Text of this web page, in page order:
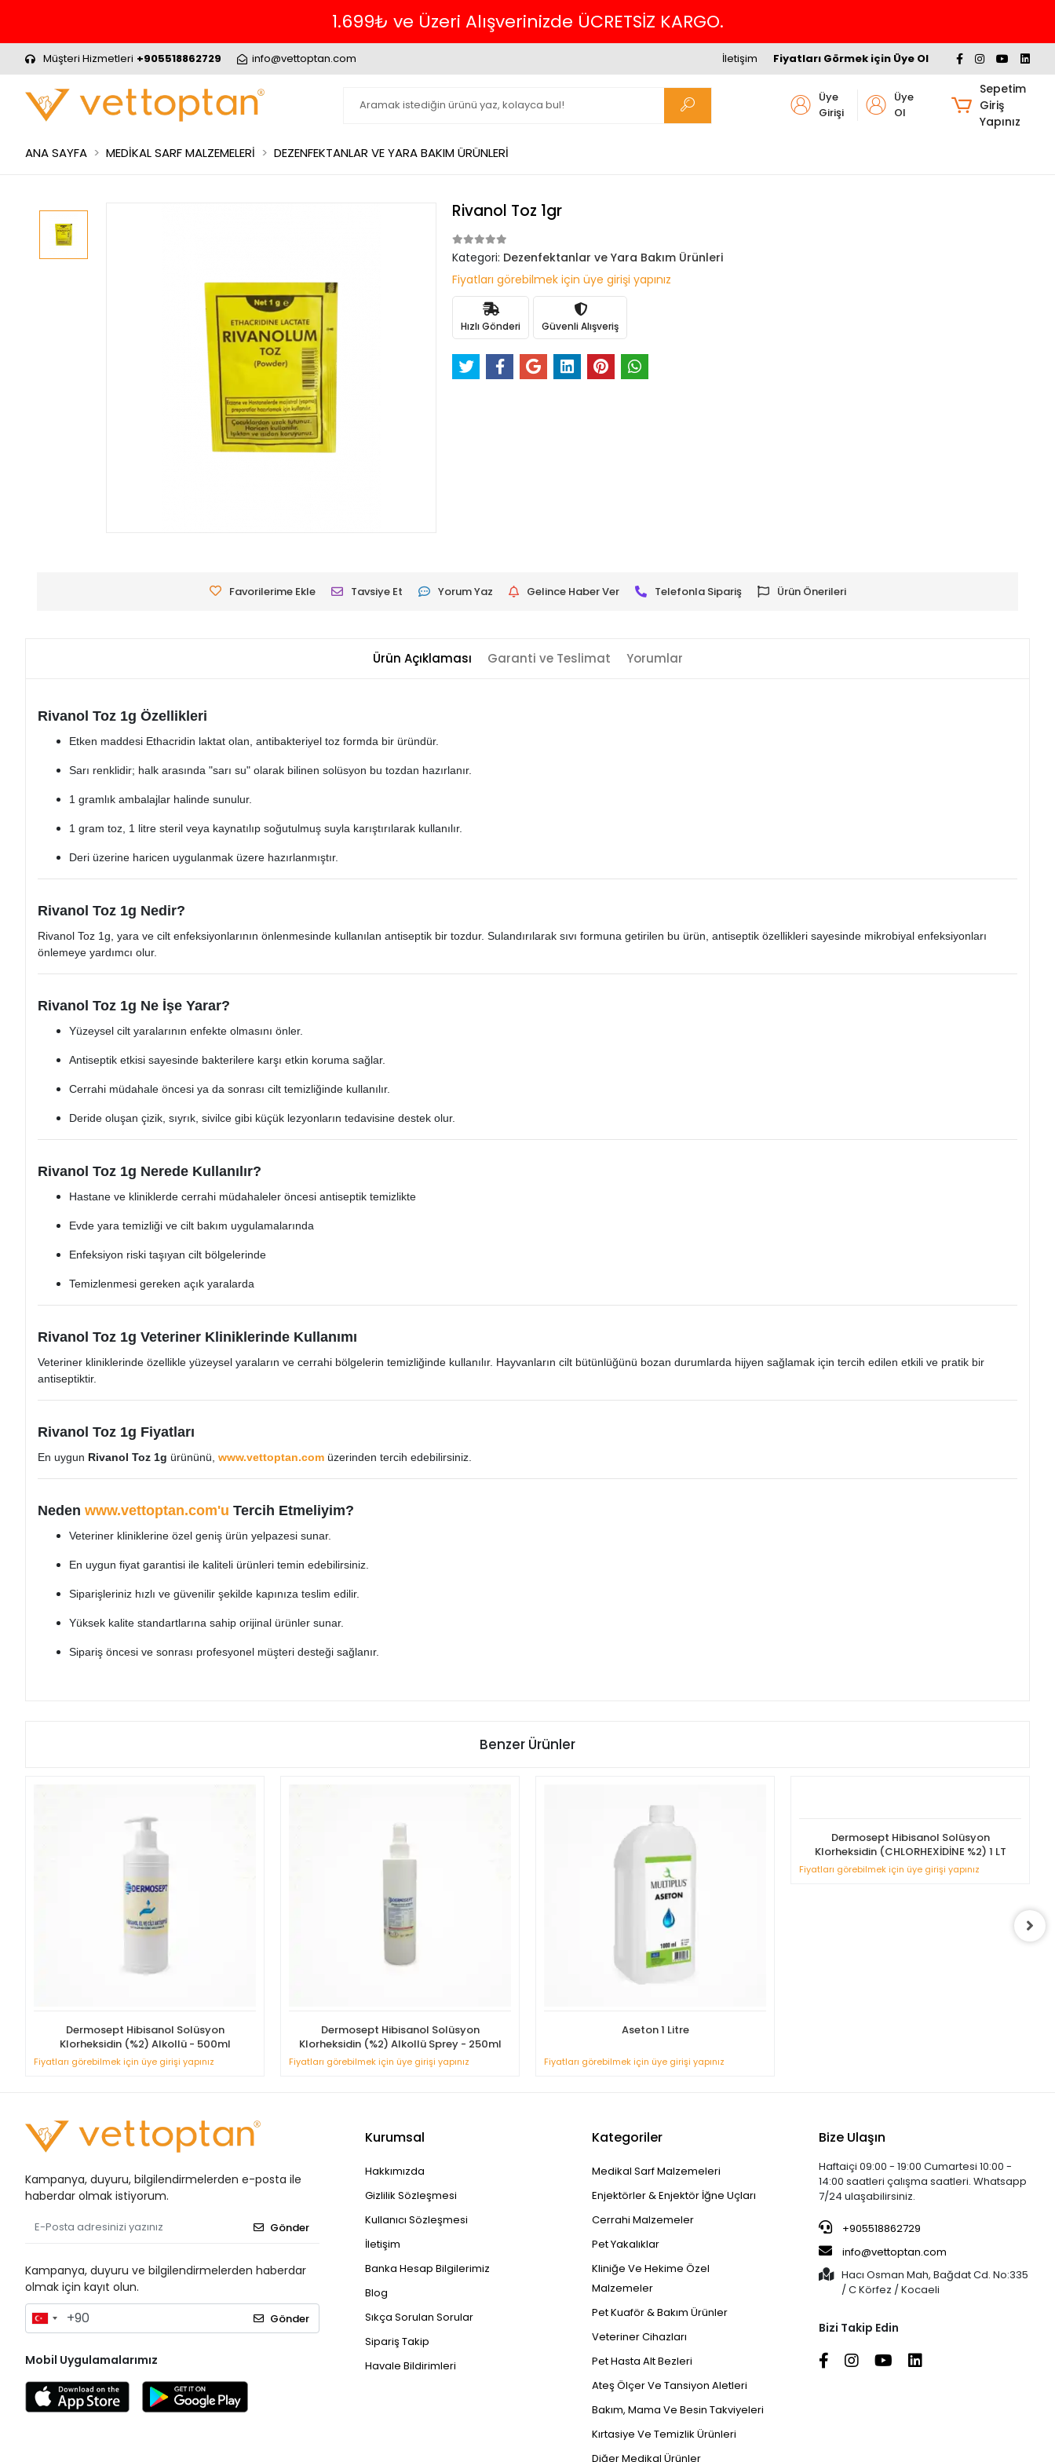
1.699₺ ve Üzeri Alışverinizde ÜCRETSİZ KARGO.
Müşteri Hizmetleri +905518862729 info@vettoptan.com Fiyatları Görmek için Üye Ol
İletişim
Üye
Girişi
Üye
Ol
Sepetim
Giriş
Yapınız
ANA SAYFA MEDİKAL SARF MALZEMELERİ DEZENFEKTANLAR VE YARA BAKIM ÜRÜNLERİ
Rivanol Toz 1gr
Kategori: Dezenfektanlar ve Yara Bakım Ürünleri
Fiyatları görebilmek için üye girişi yapınız
Hızlı Gönderi Güvenli Alışveriş
Favorilerime Ekle Tavsiye Et Yorum Yaz Gelince Haber Ver Telefonla Sipariş Ürün Önerileri
Ürün Açıklaması Garanti ve Teslimat Yorumlar
Rivanol Toz 1g Özellikleri
Etken maddesi Ethacridin laktat olan, antibakteriyel toz formda bir üründür.
Sarı renklidir; halk arasında "sarı su" olarak bilinen solüsyon bu tozdan hazırlanır.
1 gramlık ambalajlar halinde sunulur.
1 gram toz, 1 litre steril veya kaynatılıp soğutulmuş suyla karıştırılarak kullanılır.
Deri üzerine haricen uygulanmak üzere hazırlanmıştır.
Rivanol Toz 1g Nedir?
Rivanol Toz 1g, yara ve cilt enfeksiyonlarının önlenmesinde kullanılan antiseptik bir tozdur. Sulandırılarak sıvı formuna getirilen bu ürün, antiseptik özellikleri sayesinde mikrobiyal enfeksiyonları
önlemeye yardımcı olur.
Rivanol Toz 1g Ne İşe Yarar?
Yüzeysel cilt yaralarının enfekte olmasını önler.
Antiseptik etkisi sayesinde bakterilere karşı etkin koruma sağlar.
Cerrahi müdahale öncesi ya da sonrası cilt temizliğinde kullanılır.
Deride oluşan çizik, sıyrık, sivilce gibi küçük lezyonların tedavisine destek olur.
Rivanol Toz 1g Nerede Kullanılır?
Hastane ve kliniklerde cerrahi müdahaleler öncesi antiseptik temizlikte
Evde yara temizliği ve cilt bakım uygulamalarında
Enfeksiyon riski taşıyan cilt bölgelerinde
Temizlenmesi gereken açık yaralarda
Rivanol Toz 1g Veteriner Kliniklerinde Kullanımı
Veteriner kliniklerinde özellikle yüzeysel yaraların ve cerrahi bölgelerin temizliğinde kullanılır. Hayvanların cilt bütünlüğünü bozan durumlarda hijyen sağlamak için tercih edilen etkili ve pratik bir
antiseptiktir.
Rivanol Toz 1g Fiyatları
En uygun Rivanol Toz 1g ürününü, www.vettoptan.com üzerinden tercih edebilirsiniz.
Neden www.vettoptan.com'u Tercih Etmeliyim?
Veteriner kliniklerine özel geniş ürün yelpazesi sunar.
En uygun fiyat garantisi ile kaliteli ürünleri temin edebilirsiniz.
Siparişleriniz hızlı ve güvenilir şekilde kapınıza teslim edilir.
Yüksek kalite standartlarına sahip orijinal ürünler sunar.
Sipariş öncesi ve sonrası profesyonel müşteri desteği sağlanır.
Benzer Ürünler
Dermosept Hibisanol Solüsyon
Klorheksidin (%2) Alkollü - 500ml
Fiyatları görebilmek için üye girişi yapınız
Dermosept Hibisanol Solüsyon
Klorheksidin (%2) Alkollü Sprey - 250ml
Fiyatları görebilmek için üye girişi yapınız
Aseton 1 Litre
Fiyatları görebilmek için üye girişi yapınız
Dermosept Hibisanol Solüsyon
Klorheksidin (CHLORHEXİDİNE %2) 1 LT
Fiyatları görebilmek için üye girişi yapınız
Kampanya, duyuru, bilgilendirmelerden e-posta ile
haberdar olmak istiyorum.
Gönder
Kampanya, duyuru ve bilgilendirmelerden haberdar
olmak için kayıt olun.
Gönder
Mobil Uygulamalarımız
Kurumsal
Hakkımızda
Gizlilik Sözleşmesi
Kullanıcı Sözleşmesi
İletişim
Banka Hesap Bilgilerimiz
Blog
Sıkça Sorulan Sorular
Sipariş Takip
Havale Bildirimleri
Kategoriler
Medikal Sarf Malzemeleri
Enjektörler & Enjektör İğne Uçları
Cerrahi Malzemeler
Pet Yakalıklar
Kliniğe Ve Hekime Özel
Malzemeler
Pet Kuaför & Bakım Ürünler
Veteriner Cihazları
Pet Hasta Alt Bezleri
Ateş Ölçer Ve Tansiyon Aletleri
Bakım, Mama Ve Besin Takviyeleri
Kırtasiye Ve Temizlik Ürünleri
Diğer Medikal Ürünler
Bize Ulaşın
Haftaiçi 09:00 - 19:00 Cumartesi 10:00 -
14:00 saatleri çalışma saatleri. Whatsapp
7/24 ulaşabilirsiniz.
+905518862729
info@vettoptan.com
Hacı Osman Mah, Bağdat Cd. No:335
/ C Körfez / Kocaeli
Bizi Takip Edin